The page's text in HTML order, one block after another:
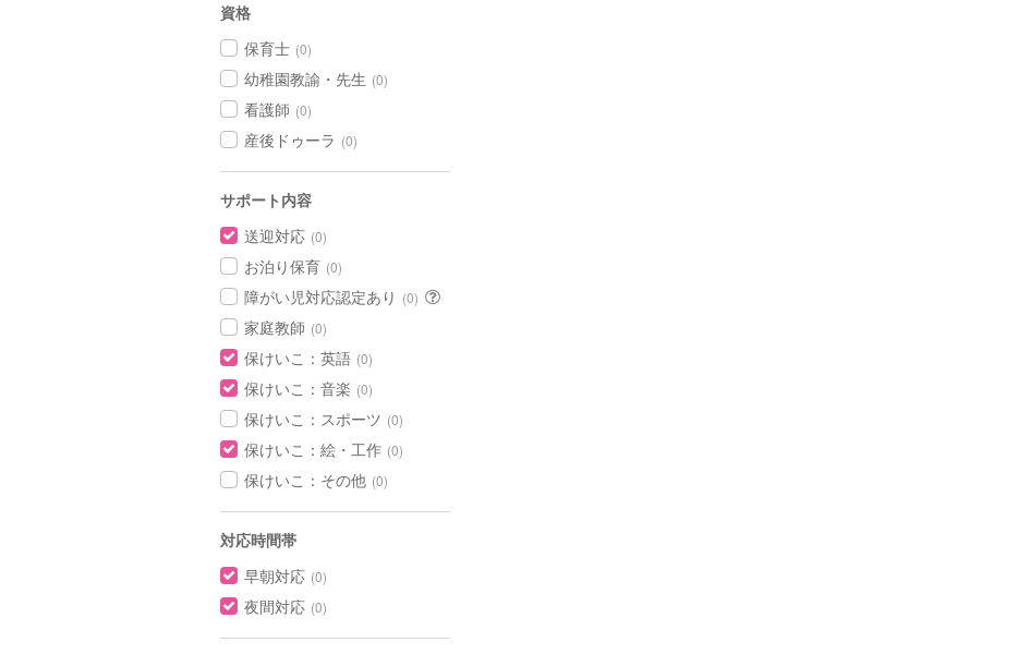
資格
保育士 (0)
幼稚園教諭・先生 (0)
看護師 (0)
産後ドゥーラ (0)
サポート内容
送迎対応 (0)
お泊り保育 (0)
障がい児対応認定あり (0)
家庭教師 (0)
保けいこ：英語 (0)
保けいこ：音楽 (0)
保けいこ：スポーツ (0)
保けいこ：絵・工作 (0)
保けいこ：その他 (0)
対応時間帯
早朝対応 (0)
夜間対応 (0)